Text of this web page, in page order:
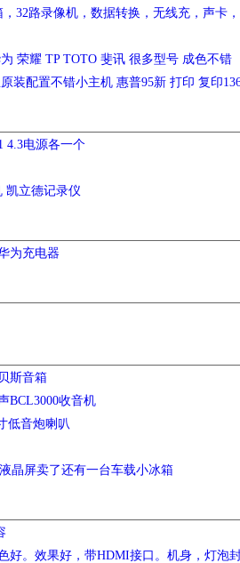
，32路录像机，数据转换，无线充，声卡
荣耀 TP TOTO 斐讯 很多型号 成色不错
装配置不错小主机 惠普95新 打印 复印
4.3电源各一个
凯立德记录仪
为充电器
斯音箱
BCL3000收音机
低音炮喇叭
晶屏卖了还有一台车载小冰箱
好。效果好，带HDMI接口。机身，灯泡